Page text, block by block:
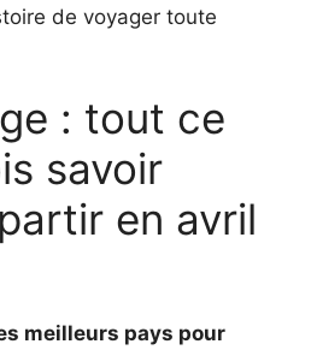
de voyager toute
: tout ce
savoir
en avril
meilleurs pays pour